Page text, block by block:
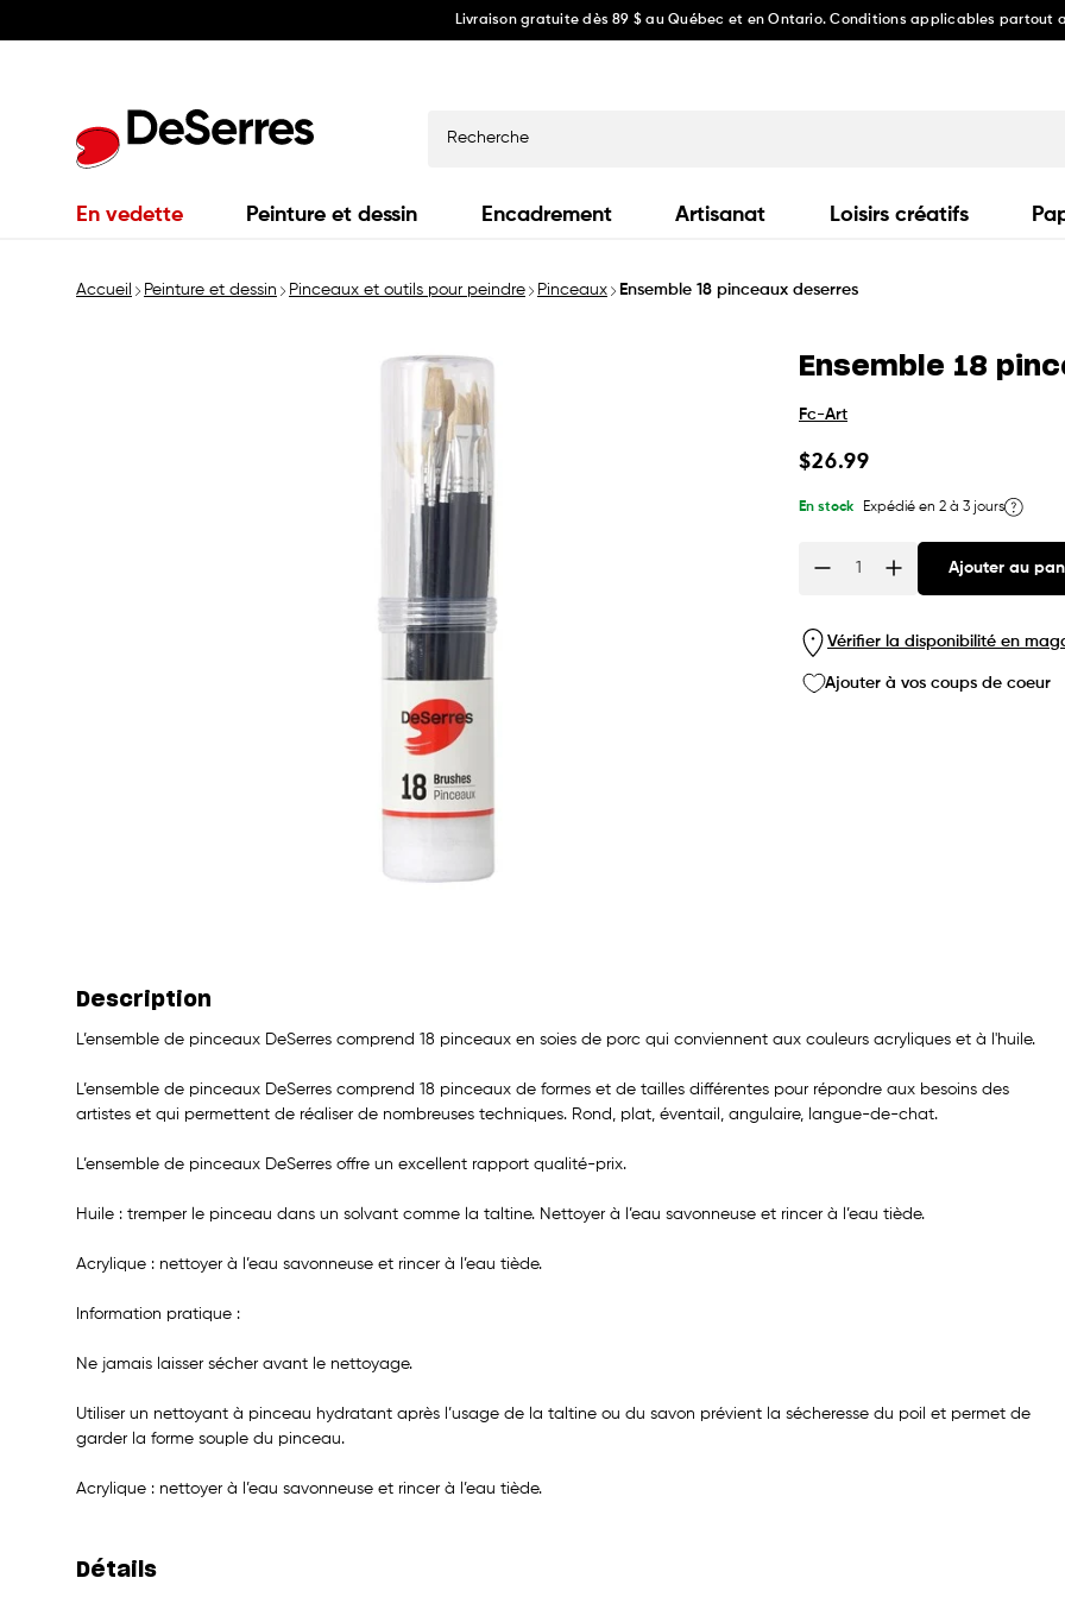
Livraison gratuite dès 89 $ au Québec et en Ontario. Conditions applicables partout
En vedette Peinture et dessin Encadrement Artisanat Loisirs créatifs
Accueil Peinture et dessin Pinceaux et outils pour peindre Pinceaux Ensemble 18 pinceaux deserres
Ensemble 18
Fc-Art
Prix
$26.99
En stock Expédié en 2 à 3 jours
Quantité
Ajouter au
Vérifier la disponibilité en
Ajouter à vos coups de coeur
Description
L’ensemble de pinceaux DeSerres comprend 18 pinceaux en soies de porc qui conviennent aux couleurs acryliques et à l'huile.
L’ensemble de pinceaux DeSerres comprend 18 pinceaux de formes et de tailles différentes pour répondre aux besoins des
artistes et qui permettent de réaliser de nombreuses techniques. Rond, plat, éventail, angulaire, langue-de-chat.
L’ensemble de pinceaux DeSerres offre un excellent rapport qualité-prix.
Huile : tremper le pinceau dans un solvant comme la taltine. Nettoyer à l’eau savonneuse et rincer à l’eau tiède.
Acrylique : nettoyer à l’eau savonneuse et rincer à l’eau tiède.
Information pratique :
Ne jamais laisser sécher avant le nettoyage.
Utiliser un nettoyant à pinceau hydratant après l’usage de la taltine ou du savon prévient la sécheresse du poil et permet de
garder la forme souple du pinceau.
Acrylique : nettoyer à l’eau savonneuse et rincer à l’eau tiède.
Détails